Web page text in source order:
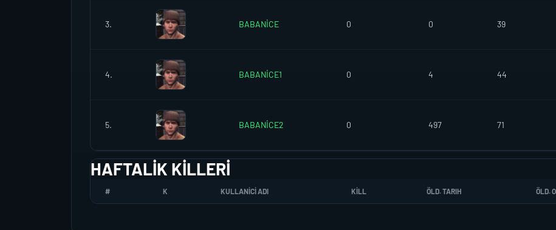
3. BABANİCE 0 0 39
4. BABANİCE1 0 4 44
5. BABANİCE2 0 497 71
HAFTALIK KILLERI
# K KULLANICI ADI KILL ÖLD. TARIH ÖLD.